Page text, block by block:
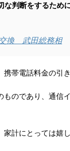
判断をするため
換 武田総務相
帯電話料金の引
のであり、通信
計にとっては嬉